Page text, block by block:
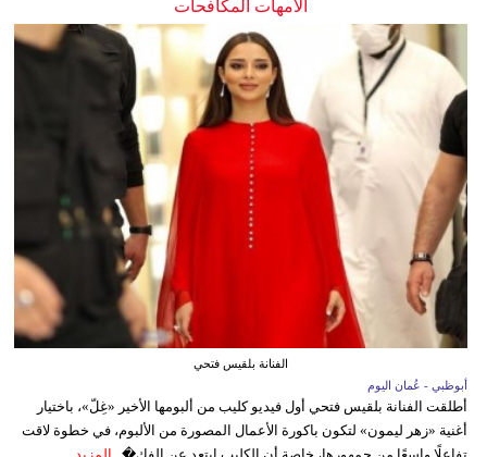
الأمهات المكافحات
الفنانة بلقيس فتحي
أبوظبي - عُمان اليوم
أطلقت الفنانة بلقيس فتحي أول فيديو كليب من ألبومها الأخير «غِلّ»، باختيار
أغنية «زهر ليمون» لتكون باكورة الأعمال المصورة من الألبوم، في خطوة لاقت